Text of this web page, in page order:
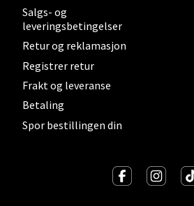
Salgs- og
leveringsbetingelser
Retur og reklamasjon
Registrer retur
Frakt og leveranse
Betaling
Spor bestillingen din
0 i butikk
Lillehammer -
Åpent i dag 09-20